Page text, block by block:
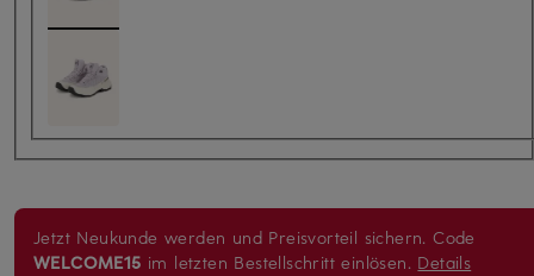
Jetzt Neukunde werden und Preisvorteil sichern. Code
WELCOME15 im letzten Bestellschritt einlösen. Details